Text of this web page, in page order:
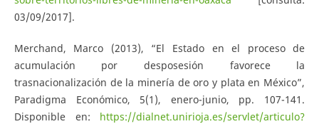
03/09/2017].
Merchand, Marco (2013), “El Estado en el proceso de
acumulación por desposesión favorece la
trasnacionalización de la minería de oro y plata en México”,
Paradigma Económico, 5(1), enero-junio, pp. 107-141.
Disponible en: https://dialnet.unirioja.es/servlet/articulo?